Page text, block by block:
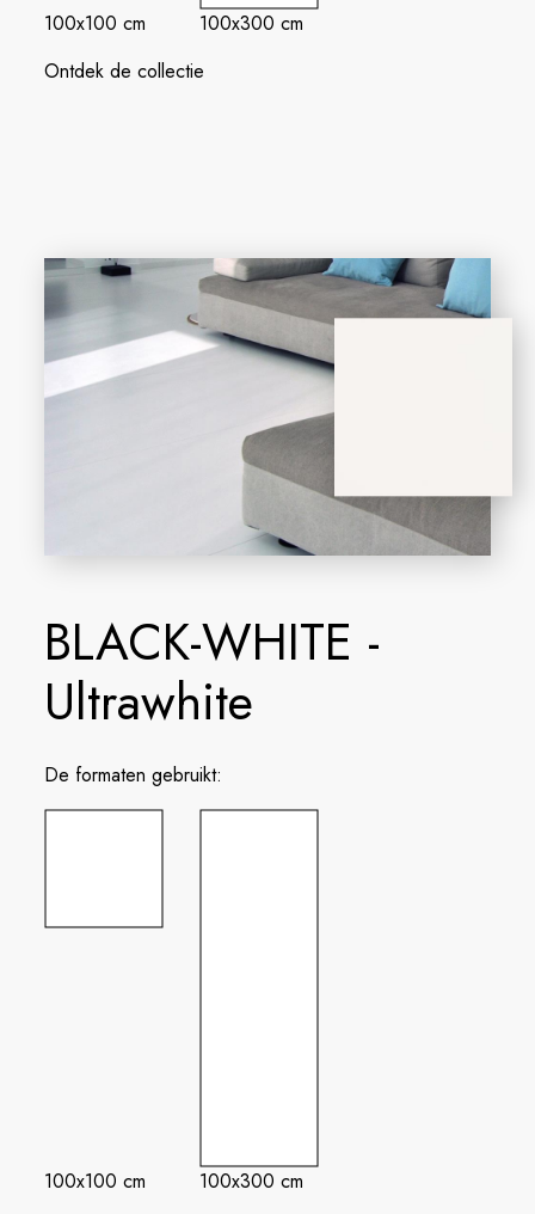
100x100 cm
100x300 cm
Ontdek de collectie
BLACK-WHITE -
Ultrawhite
De formaten gebruikt:
100x100 cm
100x300 cm